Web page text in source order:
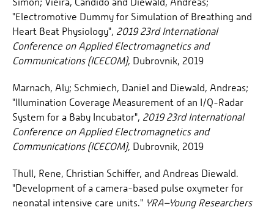
"Electromotive Dummy for Simulation of Breathing and
Heart Beat Physiology", 2019 23rd International
Conference on Applied Electromagnetics and
Communications (ICECOM), Dubrovnik, 2019
Marnach, Aly; Schmiech, Daniel and Diewald, Andreas;
"Illumination Coverage Measurement of an I/Q-Radar
System for a Baby Incubator", 2019 23rd International
Conference on Applied Electromagnetics and
Communications (ICECOM), Dubrovnik, 2019
Thull, Rene, Christian Schiffer, and Andreas Diewald.
"Development of a camera-based pulse oxymeter for
neonatal intensive care units." YRA–Young Researchers